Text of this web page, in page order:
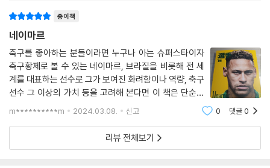
종이책
네이마르
축구를 좋아하는 분들이라면 누구나 아는 슈퍼스타이자
축구황제로 볼 수 있는 네이마르, 브라질을 비롯해 전 세
계를 대표하는 선수로 그가 보여진 화려함이나 역량, 축구
선수 그 이상의 가치 등을 고려해 본다면 이 책은 단순히
스포츠 스타를 소개하는 그런 책만이 아니라는 점도 체감
우디로 건너가 새로운 축구 인생을 설계하고
m**********m 2024.03.08. 신고 0 댓글0
리뷰 전체보기